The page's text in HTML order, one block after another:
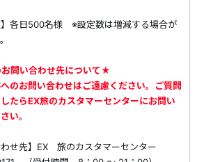
】各日500名様 ※設定数は増減する場合が
問い合わせ先について★
のお問い合わせはご遠慮ください。ご質問
たらEX旅のカスタマーセンターにお問い
い。
わせ先】EX 旅のカスタマーセンター